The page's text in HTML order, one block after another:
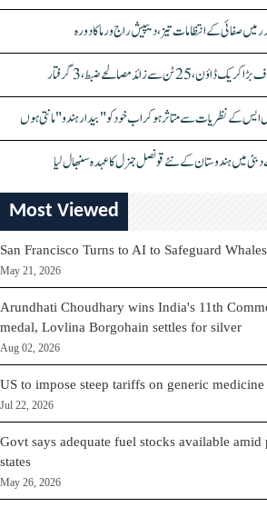
میں صفائی کے انتظامات تیز، دیپیش راج ورما کا دورہ
سے زائد مصالحے ضبط، 3 گرفتار
ایس کے نظریات سے متاثر ہو کر اب خود کو "بیدار ہندو" مانتی ہوں
میں ہندوستان کے نئے قونصل جنرل کا عہدہ سنبھال لیا
Most Viewed
San Francisco Turns to AI to Safeguard
May 21, 2026
Arundhati Choudhary wins India's 11th
medal, Lovlina Borgohain settles for silver
Aug 02, 2026
US to impose steep tariffs on generic
Jul 22, 2026
Govt says adequate fuel stocks available
states
May 26, 2026